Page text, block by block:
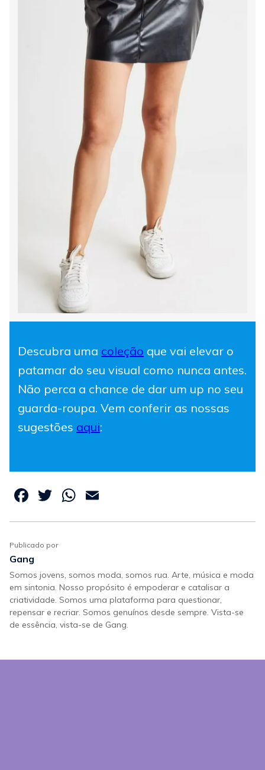
Descubra uma coleção que vai elevar o
patamar do seu visual como nunca antes.
Não perca a chance de dar um up no seu
guarda-roupa. Vem conferir as nossas
sugestões aqui:
Facebook
TwitterWhatsApp
Publicado por
Gang
Somos jovens, somos moda, somos rua. Arte, música e moda
em sintonia. Nosso propósito é empoderar e catalisar a
criatividade. Somos uma plataforma para questionar,
repensar e recriar. Somos genuínos desde sempre. Vista-se
de essência, vista-se de Gang.